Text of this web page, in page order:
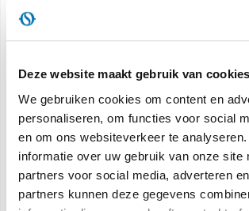
Deze website maakt gebruik van cookies
We gebruiken cookies om content en
personaliseren, om functies voor social
en om ons websiteverkeer te
informatie over uw gebruik van onze site
partners voor social media, adverteren
partners kunnen deze gegevens
Verkrijgbaar in esthetische en
Vloerinstallatie voor versie met
Display met ingebouwde
alleen worden gebruikt voor versie
Multifunctionele afstandsbediening
display (Kan alleen worden
met esthetiek).
Aan/uit-contact voor inschakelen of